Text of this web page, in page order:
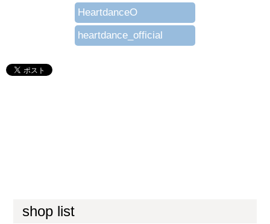
HeartdanceO
heartdance_official
shop list